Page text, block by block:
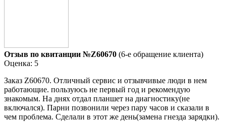
Отзыв по квитанции №Z60670 (6-е обращение клиента)
Оценка: 5
Заказ Z60670. Отличный сервис и отзывчивые люди в нем
работающие. пользуюсь не первый год и рекомендую
знакомым. На днях отдал планшет на диагностику(не
включался). Парни позвонили через пару часов и сказали в
чем проблема. Сделали в этот же день(замена гнезда зарядки).